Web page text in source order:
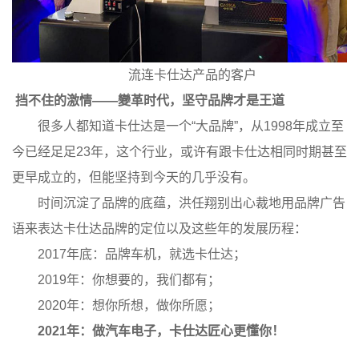
流连卡仕达产品的客户
挡不住的激情——變革时代，坚守品牌才是王道
很多人都知道卡仕达是一个“大品牌”，从1998年成立至
今已经足足23年，这个行业，或许有跟卡仕达相同时期甚至
更早成立的，但能坚持到今天的几乎没有。
时间沉淀了品牌的底蕴，洪任翔别出心裁地用品牌广告
语来表达卡仕达品牌的定位以及这些年的发展历程：
2017年底：品牌车机，就选卡仕达；
2019年：你想要的，我们都有；
2020年：想你所想，做你所愿；
2021年：做汽车电子，卡仕达匠心更懂你！